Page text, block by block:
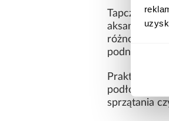
Tapczan
aksamitu,
różnorodne
podnosi
podłodze,
sprzątania